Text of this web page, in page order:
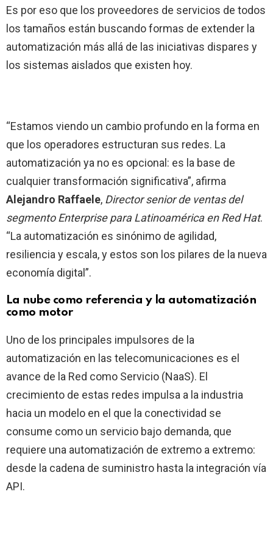
Es por eso que los proveedores de servicios de todos
los tamaños están buscando formas de extender la
automatización más allá de las iniciativas dispares y
los sistemas aislados que existen hoy.
“Estamos viendo un cambio profundo en la forma en
que los operadores estructuran sus redes. La
automatización ya no es opcional: es la base de
cualquier transformación significativa”, afirma
Alejandro Raffaele, Director senior de ventas del
segmento Enterprise para Latinoamérica en Red Hat.
“La automatización es sinónimo de agilidad,
resiliencia y escala, y estos son los pilares de la nueva
economía digital”.
La nube como referencia y la automatización
como motor
Uno de los principales impulsores de la
automatización en las telecomunicaciones es el
avance de la Red como Servicio (NaaS). El
crecimiento de estas redes impulsa a la industria
hacia un modelo en el que la conectividad se
consume como un servicio bajo demanda, que
requiere una automatización de extremo a extremo:
desde la cadena de suministro hasta la integración vía
API.